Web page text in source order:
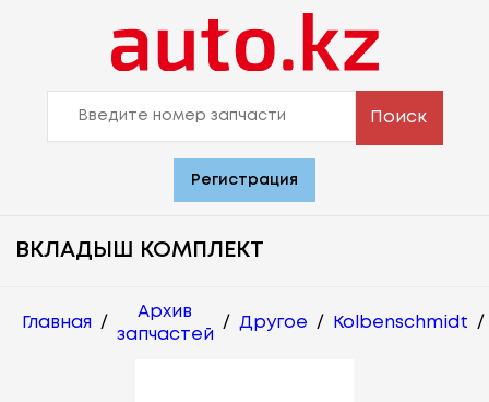
Поиск
Регистрация
ВКЛАДЫШ КОМПЛЕКТ
Главная /
Архив
запчастей
/ Другое / Kolbenschmidt /